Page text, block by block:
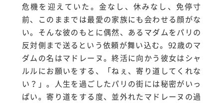
危機を迎えていた。金なし、休みなし、免停寸
前、このままでは最愛の家族にも会わせる顔がな
い。そんな彼のもとに偶然、あるマダムをパリの
反対側まで送るという依頼が舞い込む。 92歳のマ
ダムの名はマドレーヌ。終活に向かう彼女はシャ
ルルにお願いをする、「ねぇ、寄り道してくれな
い？」。人生を過ごしたパリの街には秘密がいっ
ぱい。寄り道をする度、並外れたマドレーヌの過